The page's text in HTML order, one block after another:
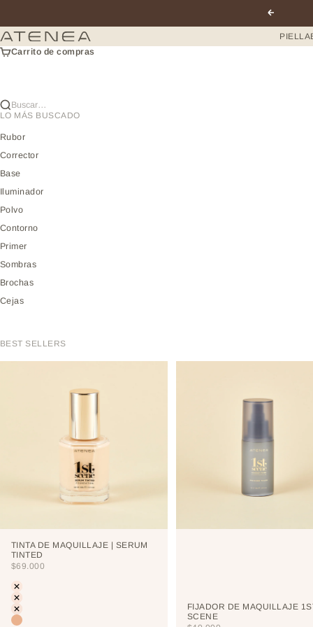
Anterior
Atenea profesional PIEL
Carrito de compras
Buscar…
LO MÁS BUSCADO
Rubor
Corrector
Base
Iluminador
Polvo
Contorno
Primer
Sombras
Brochas
Cejas
BEST SELLERS
TINTA DE MAQUILLAJE | SERUM
TINTED
PRECIO DE OFERTA
$69.000
Color
LIGHT
PORCELAIN
CREAM
FIJADOR DE MAQUILLAJE
SCENE